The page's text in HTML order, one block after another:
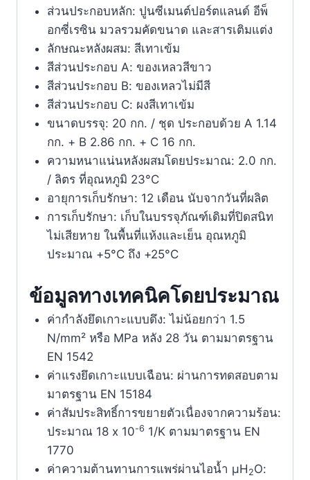
ส่วนประกอบหลัก: ปูนซีเมนต์ปอร์ตแลนด์ อีพ็
อกซี่เรซิน มวลรวมคัดขนาด และสารเติมแต่ง
ลักษณะหลังผสม: สีเทาเข้ม
สีส่วนประกอบ A: ของเหลวสีขาว
สีส่วนประกอบ B: ของเหลวไม่มีสี
สีส่วนประกอบ C: ผงสีเทาเข้ม
ขนาดบรรจุ: 20 กก. / ชุด ประกอบด้วย A 1.14
กก. + B 2.86 กก. + C 16 กก.
ความหนาแน่นหลังผสมโดยประมาณ: 2.0 กก.
/ ลิตร ที่อุณหภูมิ 23°C
อายุการเก็บรักษา: 12 เดือน นับจากวันที่ผลิต
การเก็บรักษา: เก็บในบรรจุภัณฑ์เดิมที่ปิดสนิท
ไม่เสียหาย ในพื้นที่แห้งและเย็น อุณหภูมิ
ประมาณ +5°C ถึง +25°C
ข้อมูลทางเทคนิคโดยประมาณ
ค่ากำลังยึดเกาะแบบดึง: ไม่น้อยกว่า 1.5
N/mm² หรือ MPa หลัง 28 วัน ตามมาตรฐาน
EN 1542
ค่าแรงยึดเกาะแบบเฉือน: ผ่านการทดสอบตาม
มาตรฐาน EN 15184
ค่าสัมประสิทธิ์การขยายตัวเนื่องจากความร้อน:
ประมาณ 18 x 10-6 1/K ตามมาตรฐาน EN
1770
ค่าความต้านทานการแพร่ผ่านไอน้ำ μH 2O: